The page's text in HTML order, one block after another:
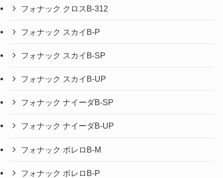
フォナック クロスB-312
フォナック スカイB-P
フォナック スカイB-SP
フォナック スカイB-UP
フォナック ナイーダB-SP
フォナック ナイーダB-UP
フォナック ボレロB-M
フォナック ボレロB-P